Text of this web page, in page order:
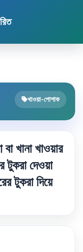
খাওয়া-পোশাক
খানা খাওয়ার
টুকরা দেওয়া
টুকরা দিয়ে